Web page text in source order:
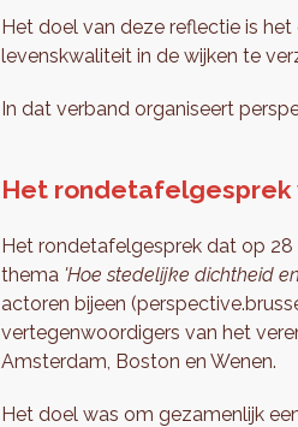
Het doel van deze reflectie is
levenskwaliteit in de wijken te
In dat verband organiseert
Het rondetafelgesprek
Het rondetafelgesprek dat op
thema 'Hoe stedelijke dichtheid
actoren bijeen
vertegenwoordigers van het
Amsterdam, Boston en Wenen.
Het doel was om gezamenlijk